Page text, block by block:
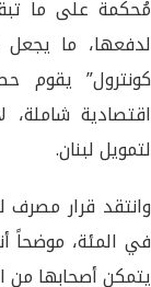
مُحكمة على ما
لدفعها، ما يجعل
كونترول” يقوم
اقتصادية
لتمويل لبنان.
في المئة، موضحاً